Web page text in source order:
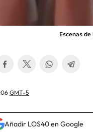
Escenas
GMT-5
Añadir LOS40 en Google